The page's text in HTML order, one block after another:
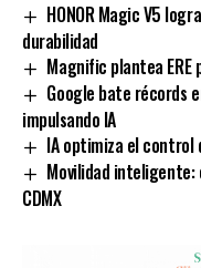
HONOR Magic V5
durabilidad
Magnific plantea
Google bate récords
impulsando IA
IA optimiza el control
Movilidad inteligente:
CDMX